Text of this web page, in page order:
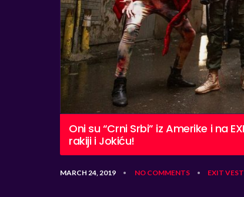
Oni su “Crni Srbi” iz Amerike i na
rakiji i Jokiću!
MARCH 24, 2019 • NO COMMENTS • EXIT